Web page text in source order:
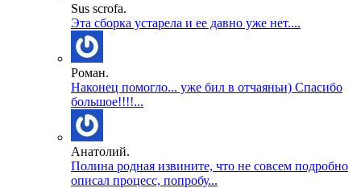
Sus scrofa.
Эта сборка устарела и ее давно уже нет....
Роман.
Наконец помогло... уже бил в отчаяньи) Спасибо
большое!!!!...
Анатолий.
Полина родная извините, что не совсем подробно
описал процесс, попробу...